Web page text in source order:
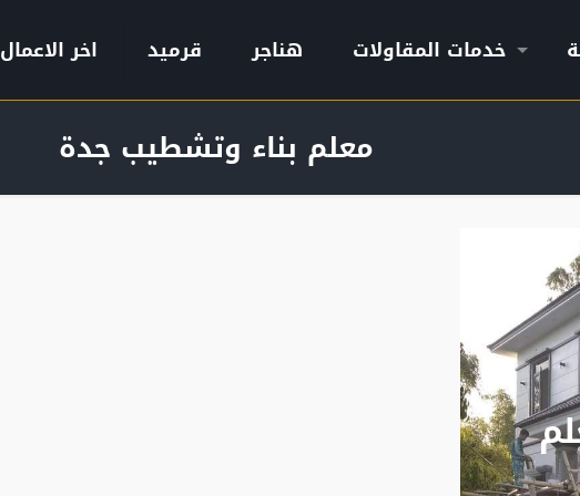
خدمات المقاولات هناجر قرميد اخر الاعمال
معلم بناء وتشطيب جدة